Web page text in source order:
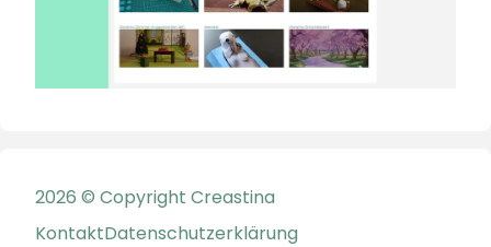
2026 © Copyright Creastina
KontaktDatenschutzerklärung